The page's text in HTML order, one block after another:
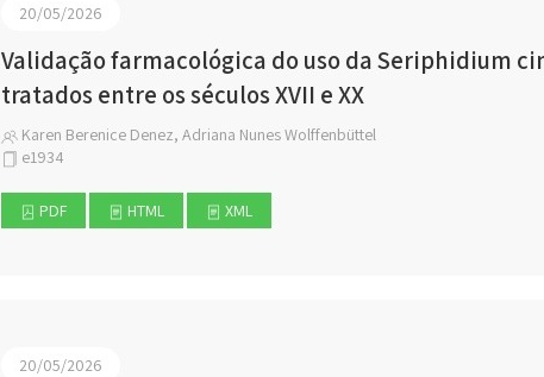
20/05/2026
Validação farmacológica do uso da Seriphidium
tratados entre os séculos XVII e XX
Karen Berenice Denez, Adriana Nunes Wolffenbüttel
e1934
PDF HTML XML
20/05/2026